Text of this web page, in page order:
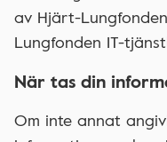
av Hjärt-
Lungfonden IT-
När tas din
Om inte annat